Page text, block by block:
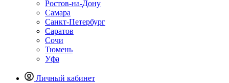
Ростов-на-Дону
Самара
Санкт-Петербург
Саратов
Сочи
Тюмень
Уфа
Личный кабинет